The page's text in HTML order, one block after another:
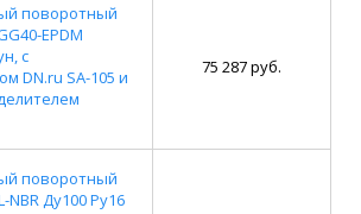
поворотный
EPDM
с
DN.ru SA-105 и
75 287 руб.
поворотный
NBR Ду100 Ру16